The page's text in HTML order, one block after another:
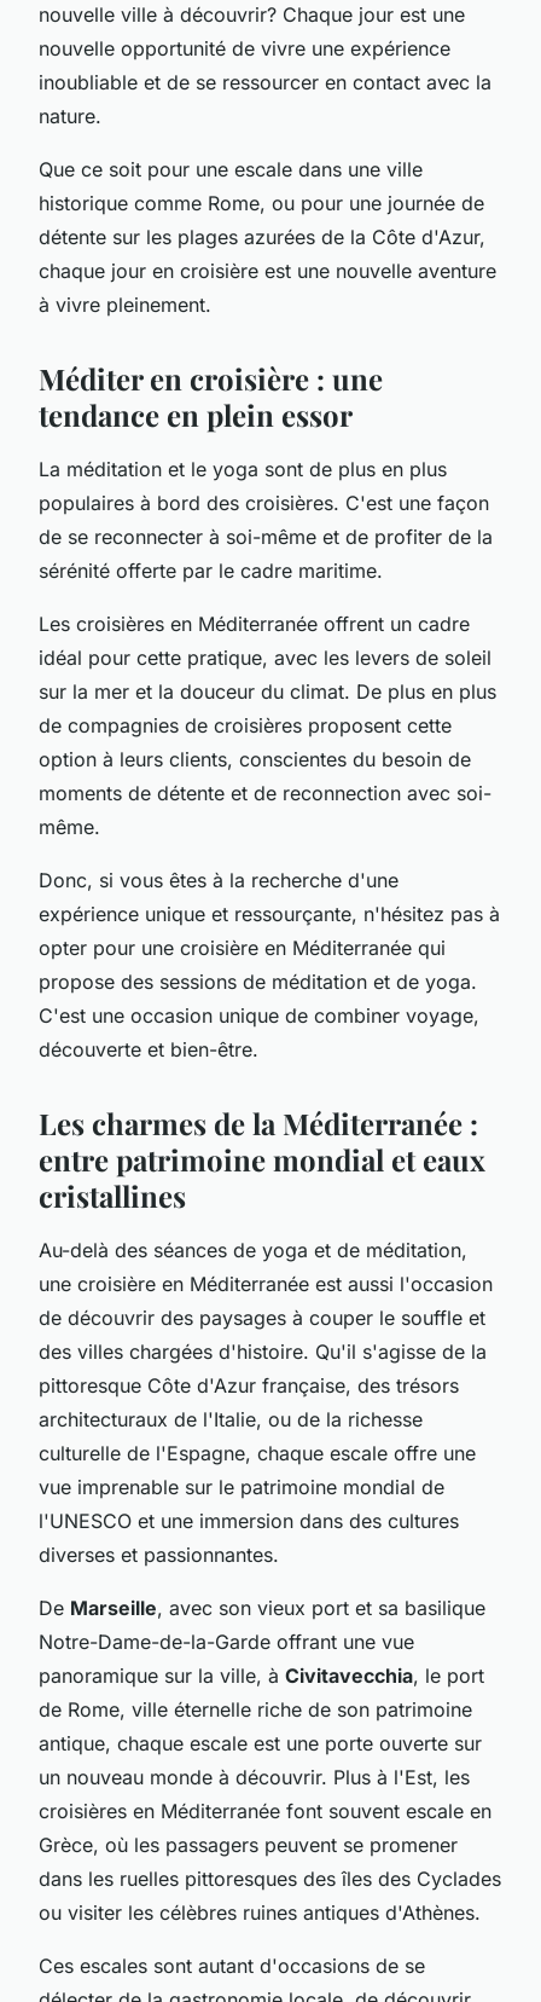
nouvelle ville à découvrir? Chaque jour est une
nouvelle opportunité de vivre une expérience
inoubliable et de se ressourcer en contact avec la
nature.
Que ce soit pour une escale dans une ville
historique comme Rome, ou pour une journée de
détente sur les plages azurées de la Côte d'Azur,
chaque jour en croisière est une nouvelle aventure
à vivre pleinement.
Méditer en croisière : une
tendance en plein essor
La méditation et le yoga sont de plus en plus
populaires à bord des croisières. C'est une façon
de se reconnecter à soi-même et de profiter de la
sérénité offerte par le cadre maritime.
Les croisières en Méditerranée offrent un cadre
idéal pour cette pratique, avec les levers de soleil
sur la mer et la douceur du climat. De plus en plus
de compagnies de croisières proposent cette
option à leurs clients, conscientes du besoin de
moments de détente et de reconnection avec soi-
même.
Donc, si vous êtes à la recherche d'une
expérience unique et ressourçante, n'hésitez pas à
opter pour une croisière en Méditerranée qui
propose des sessions de méditation et de yoga.
C'est une occasion unique de combiner voyage,
découverte et bien-être.
Les charmes de la Méditerranée :
entre patrimoine mondial et eaux
cristallines
Au-delà des séances de yoga et de méditation,
une croisière en Méditerranée est aussi l'occasion
de découvrir des paysages à couper le souffle et
des villes chargées d'histoire. Qu'il s'agisse de la
pittoresque Côte d'Azur française, des trésors
architecturaux de l'Italie, ou de la richesse
culturelle de l'Espagne, chaque escale offre une
vue imprenable sur le patrimoine mondial de
l'UNESCO et une immersion dans des cultures
diverses et passionnantes.
De Marseille, avec son vieux port et sa basilique
Notre-Dame-de-la-Garde offrant une vue
panoramique sur la ville, à Civitavecchia, le port
de Rome, ville éternelle riche de son patrimoine
antique, chaque escale est une porte ouverte sur
un nouveau monde à découvrir. Plus à l'Est, les
croisières en Méditerranée font souvent escale en
Grèce, où les passagers peuvent se promener
dans les ruelles pittoresques des îles des Cyclades
ou visiter les célèbres ruines antiques d'Athènes.
Ces escales sont autant d'occasions de se